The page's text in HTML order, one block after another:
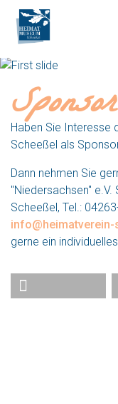
Haben Sie Interesse
Scheeßel als
Dann nehmen Sie
"Niedersachsen"
Scheeßel, Tel.:
gerne ein